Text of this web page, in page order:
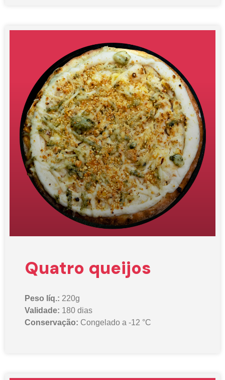
Quatro queijos
Peso líq.: 220g
Validade: 180 dias
Conservação: Congelado a -12 °C